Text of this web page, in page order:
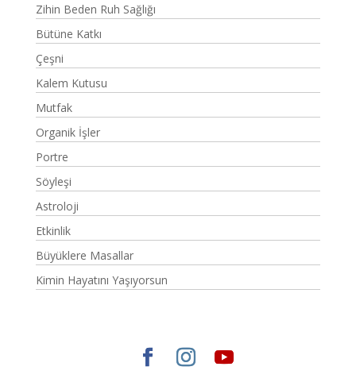
Zihin Beden Ruh Sağlığı
Bütüne Katkı
Çeşni
Kalem Kutusu
Mutfak
Organik İşler
Portre
Söyleşi
Astroloji
Etkinlik
Büyüklere Masallar
Kimin Hayatını Yaşıyorsun